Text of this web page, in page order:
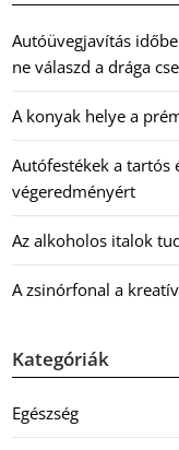
Autóüvegjavítás
ne válaszd a drága
A konyak helye a
Autófestékek a tartós
végeredményért
Az alkoholos italok
A zsinórfonal a
Kategóriák
Egészség